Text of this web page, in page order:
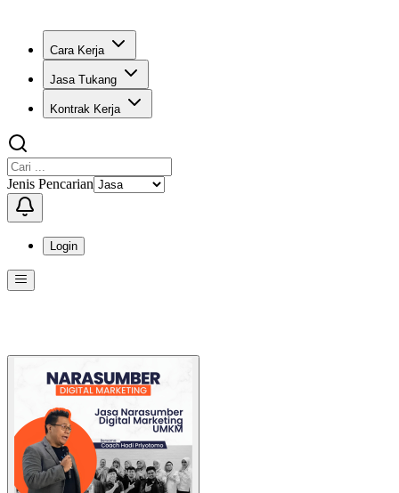
Cara Kerja
Jasa Tukang
Kontrak Kerja
Jenis Pencarian
Login
Menu ini berisi navigasi untuk mengakses fitur-fitur di KangPro